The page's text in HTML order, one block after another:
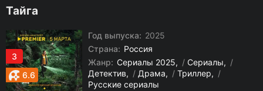
Тайга
3
6.6
Год выпуска: 2025
Страна: Россия
Жанр: Сериалы 2025 / Сериалы
/
Детектив
/ Драма / Триллер
/
Русские сериалы